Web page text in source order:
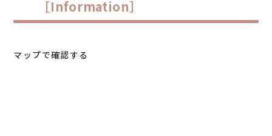
［Information］
マップで確認する